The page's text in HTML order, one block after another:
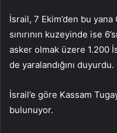
İsrail, 7 Ekim’den bu yana
sınırının kuzeyinde ise
asker olmak üzere 1.200
de yaralandığını duyurdu.
İsrail’e göre Kassam
bulunuyor.